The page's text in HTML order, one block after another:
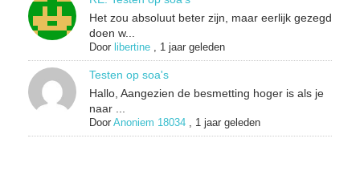
Het zou absoluut beter zijn, maar eerlijk gezegd
doen w...
Door libertine, 1 jaar geleden
Testen op soa's
Hallo, Aangezien de besmetting hoger is als je
naar ...
Door Anoniem 18034, 1 jaar geleden